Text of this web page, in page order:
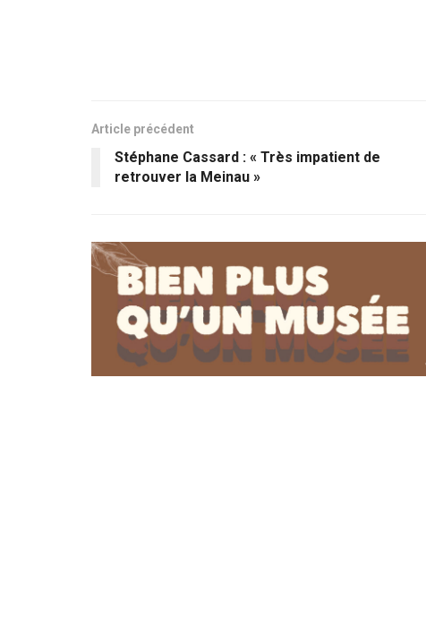
Article précédent
Stéphane Cassard : « Très impatient de
retrouver la Meinau »